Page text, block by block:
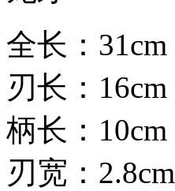
全长：31cm
刃长：16cm
柄长：10cm
刃宽：2.8cm